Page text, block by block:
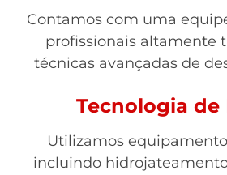
Contamos com uma
profissionais altamente
técnicas avançadas de
Tecnologia de
Utilizamos
incluindo